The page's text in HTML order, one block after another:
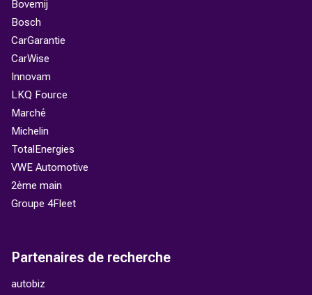
Bovemij
Bosch
CarGarantie
CarWise
Innovam
LKQ Fource
Marché
Michelin
TotalEnergies
VWE Automotive
2ème main
Groupe 4Fleet
Partenaires de recherche
autobiz